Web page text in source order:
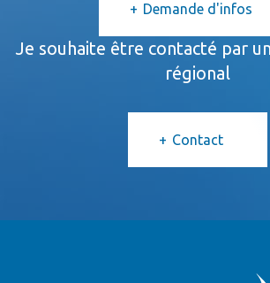
Demande d'infos
Je souhaite être contacté par
régional
Contact